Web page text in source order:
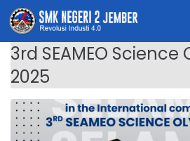
3rd SEAMEO
2025